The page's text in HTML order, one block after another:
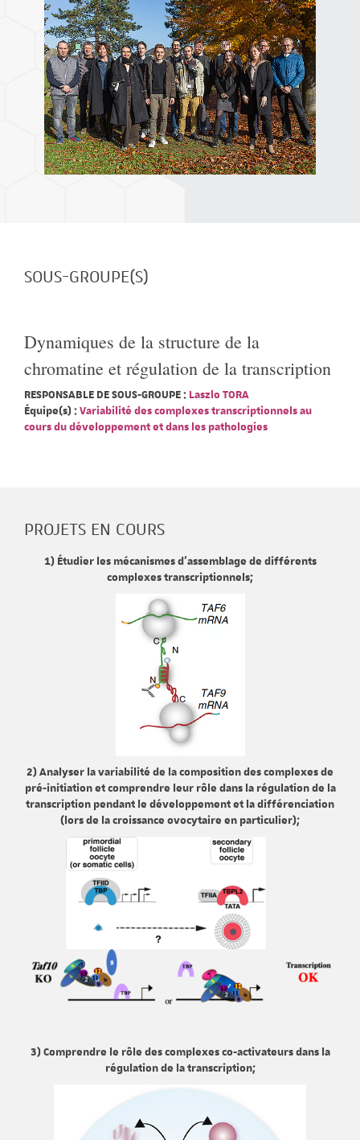
SOUS-GROUPE(S)
Dynamiques de la structure de la
chromatine et régulation de la transcription
RESPONSABLE DE SOUS-GROUPE : Laszlo TORA
Équipe(s) :Variabilité des complexes transcriptionnels au
cours du développement et dans les pathologies
PROJETS EN COURS
1) Étudier les mécanismes d'assemblage de différents
complexes transcriptionnels;
2) Analyser la variabilité de la composition des complexes de
pré-initiation et comprendre leur rôle dans la régulation de la
transcription pendant le développement et la différenciation
(lors de la croissance ovocytaire en particulier);
3) Comprendre le rôle des complexes co-activateurs dans la
régulation de la transcription;